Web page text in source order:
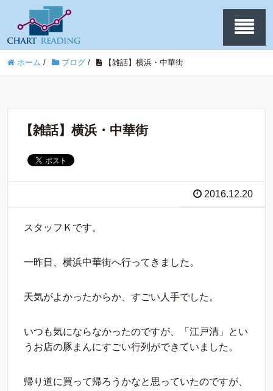
ホーム / ブログ / 【雑話】横浜・中華街
【雑話】横浜・中華街
2016.12.20
スタッフＫです。
一昨日、横浜中華街へ行ってきました。
天気がよかったからか、すごい人手でした。
いつも気にならなかったのですが、「江戸清」とい
うお店の豚まんにすごい行列ができていました。
帰り道に買って帰ろうかなと思っていたのですが、